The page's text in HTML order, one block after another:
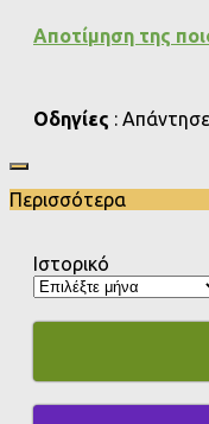
Αποτίμηση της
Οδηγίες :
Περισσότερα
Ιστορικό